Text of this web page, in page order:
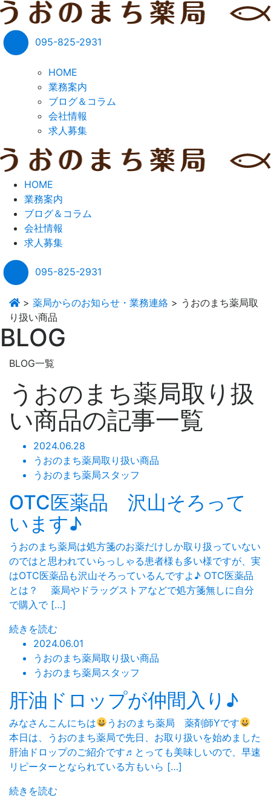
095-825-2931
HOME
業務案内
ブログ＆コラム
会社情報
求人募集
HOME
業務案内
ブログ＆コラム
会社情報
求人募集
095-825-2931
> 薬局からのお知らせ・業務連絡 > うおのまち薬局取
り扱い商品
BLOG
BLOG一覧
うおのまち薬局取り扱
い商品の記事一覧
2024.06.28
うおのまち薬局取り扱い商品
うおのまち薬局スタッフ
OTC医薬品 沢山そろって
います♪
うおのまち薬局は処方箋のお薬だけしか取り扱っていない
のではと思われていらっしゃる患者様も多い様ですが、実
はOTC医薬品も沢山そろっているんですよ♪ OTC医薬品
とは？ 薬局やドラッグストアなどで処方箋無しに自分
で購入で […]
続きを読む
2024.06.01
うおのまち薬局取り扱い商品
うおのまち薬局スタッフ
肝油ドロップが仲間入り♪
みなさんこんにちは
うおのまち薬局 薬剤師Yです
本日は、うおのまち薬局で先日、お取り扱いを始めました
肝油ドロップのご紹介です♬とっても美味しいので、早速
リピーターとなられている方もいら […]
続きを読む